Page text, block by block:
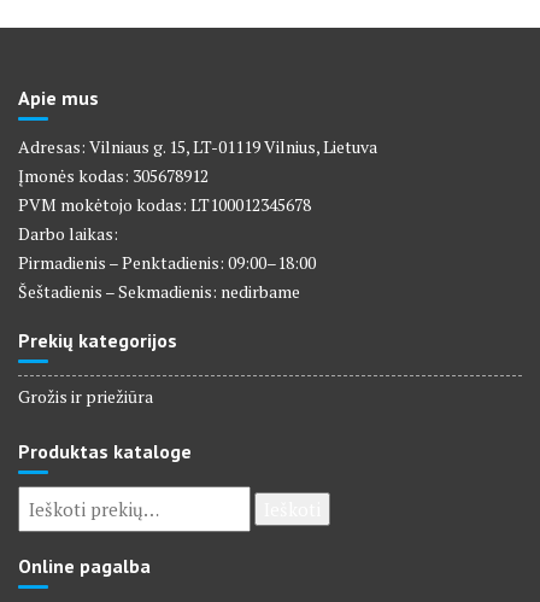
Apie mus
Adresas: Vilniaus g. 15, LT-01119 Vilnius, Lietuva
Įmonės kodas: 305678912
PVM mokėtojo kodas: LT100012345678
Darbo laikas:
Pirmadienis – Penktadienis: 09:00–18:00
Šeštadienis – Sekmadienis: nedirbame
Prekių kategorijos
Grožis ir priežiūra
Produktas kataloge
Ieškoti:
Online pagalba